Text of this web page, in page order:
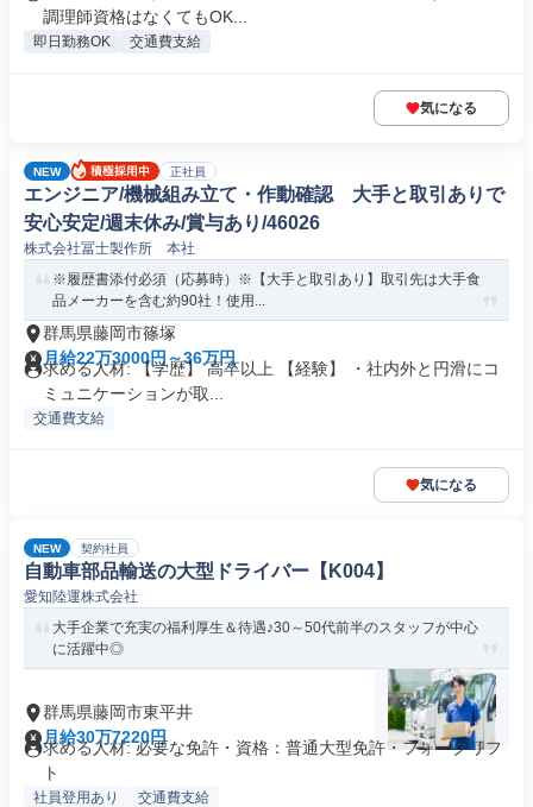
調理師資格はなくてもOK...
即日勤務OK 交通費支給
気になる
NEW 正社員
エンジニア/機械組み立て・作動確認 大手と取引ありで
安心安定/週末休み/賞与あり/46026
株式会社冨士製作所 本社
※履歴書添付必須（応募時）※【大手と取引あり】取引先は大手食
品メーカーを含む約90社！使用...
群馬県藤岡市篠塚
月給22万3000円～36万円
求める人材: 【学歴】 高卒以上 【経験】 ・社内外と円滑にコ
ミュニケーションが取...
交通費支給
気になる
NEW 契約社員
自動車部品輸送の大型ドライバー【K004】
愛知陸運株式会社
大手企業で充実の福利厚生＆待遇♪30～50代前半のスタッフが中心
に活躍中◎
群馬県藤岡市東平井
月給30万7220円
求める人材: 必要な免許・資格：普通大型免許・フォークリフ
ト
社員登用あり 交通費支給